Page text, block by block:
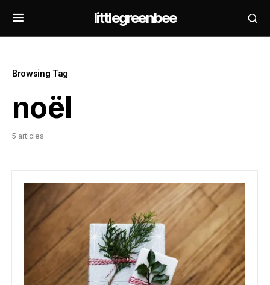
littlegreenbee
Browsing Tag
noël
5 articles